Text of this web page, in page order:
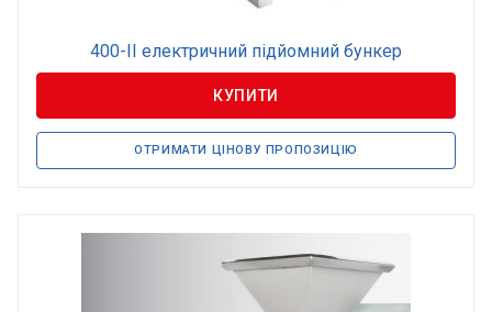
400-II електричний підйомний бункер
КУПИТИ
ОТРИМАТИ ЦІНОВУ ПРОПОЗИЦІЮ